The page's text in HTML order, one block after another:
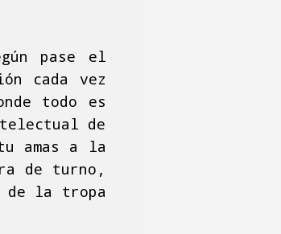
pase el
cada vez
todo es
de
amas a la
de turno,
de la tropa